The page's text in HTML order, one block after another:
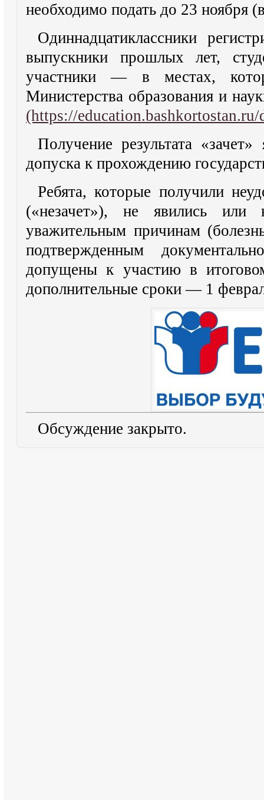
необходимо подать до 23 ноября
Одиннадцатиклассники
выпускники прошлых лет,
участники — в местах,
Министерства образования и
(https://
Получение результата
допуска к прохождению
Ребята, которые получили
(«незачет»), не явились
уважительным причинам
подтвержденным
допущены к участию в
дополнительные сроки — 1
Обсуждение закрыто.